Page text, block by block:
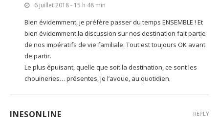
6 juillet 2018 - 15 h 48 min
Bien évidemment, je préfère passer du temps ENSEMBLE ! Et
bien évidemment la discussion sur nos destination fait partie
de nos impératifs de vie familiale. Tout est toujours OK avant
de partir.
Le plus épuisant, quelle que soit la destination, ce sont les
chouineries… présentes, je l’avoue, au quotidien.
INESONLINE REPLY